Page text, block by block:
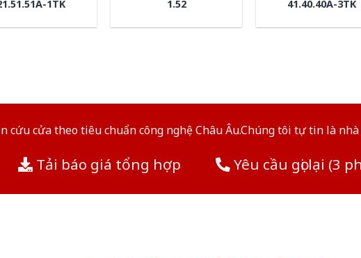
1TK
1.52
41.40.40A-3TK
cửa theo tiêu chuẩn công nghệ Châu Âu.Chúng tôi tự tin là
Tải báo giá tổng hợp Yêu cầu gọi lại (3